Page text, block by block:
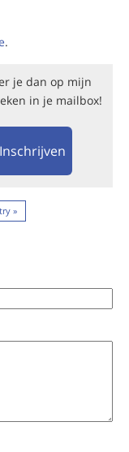
.
je dan op mijn
in je mailbox!
Inschrijven
»